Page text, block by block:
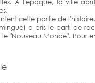
A l'époque, la ville
cette partie de
a pris le parti de
"Nouveau Monde". Pour